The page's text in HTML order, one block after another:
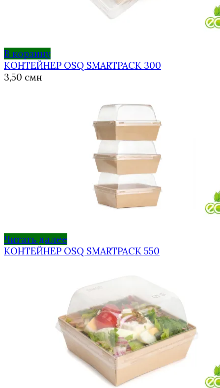
В корзину
КОНТЕЙНЕР OSQ SMARTPACK 300
3,50 смн
Читать далее
КОНТЕЙНЕР OSQ SMARTPACK 550